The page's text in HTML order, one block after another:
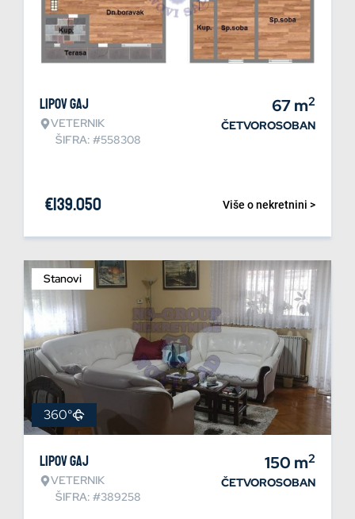
Lipov gaj
VETERNIK
ŠIFRA: #558308
67m2
ČETVOROSOBAN
Više o nekretnini >
€139.050
Stanovi
360°
Lipov gaj
VETERNIK
ŠIFRA: #389258
150 m2
ČETVOROSOBAN